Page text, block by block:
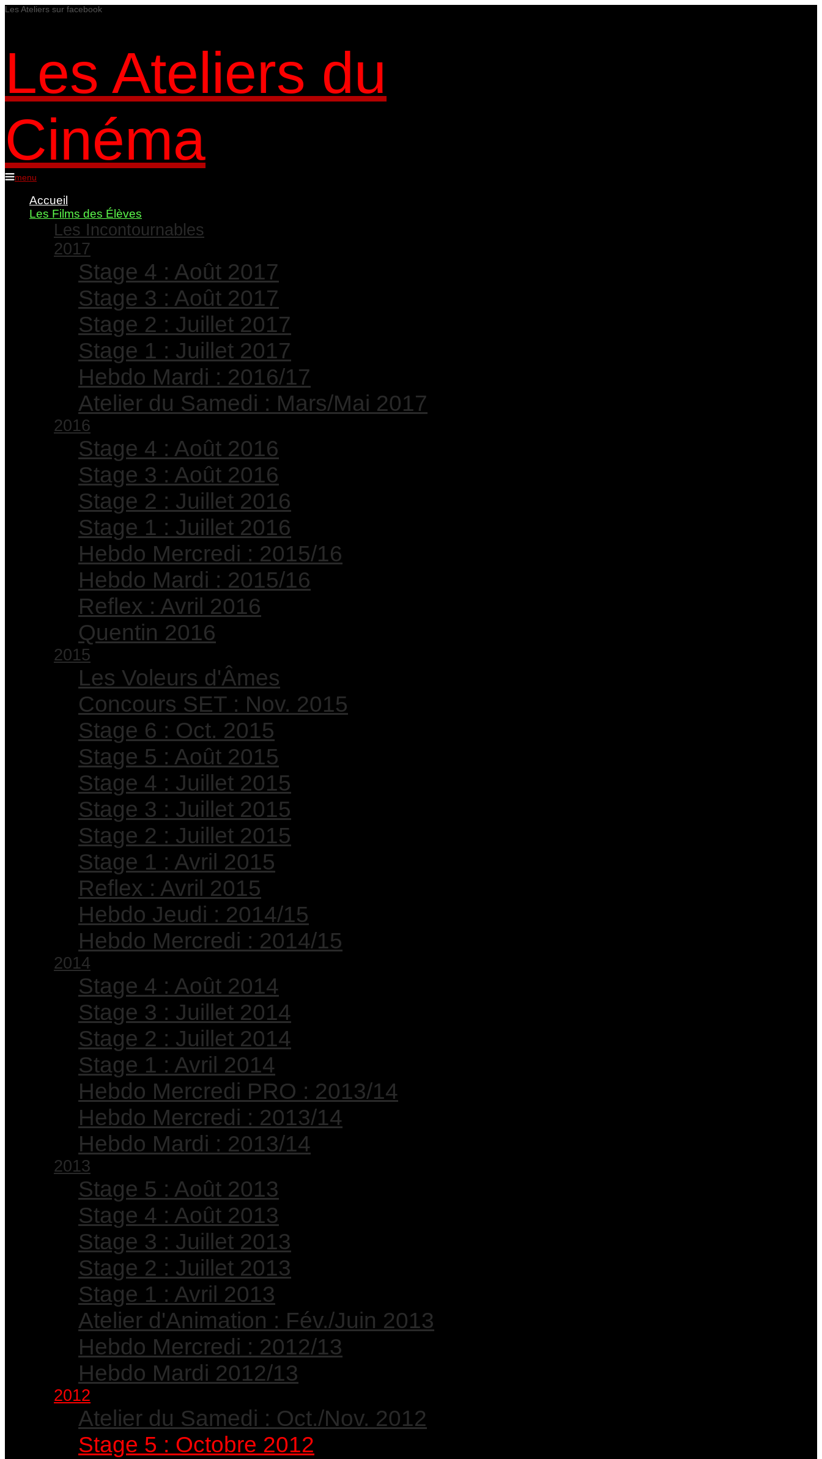
Les Ateliers sur facebook
Les Ateliers du
Cinéma
menu
Accueil
Les Films des Élèves
Les Incontournables
2017
Stage 4 : Août 2017
Stage 3 : Août 2017
Stage 2 : Juillet 2017
Stage 1 : Juillet 2017
Hebdo Mardi : 2016/17
Atelier du Samedi : Mars/Mai 2017
2016
Stage 4 : Août 2016
Stage 3 : Août 2016
Stage 2 : Juillet 2016
Stage 1 : Juillet 2016
Hebdo Mercredi : 2015/16
Hebdo Mardi : 2015/16
Reflex : Avril 2016
Quentin 2016
2015
Les Voleurs d'Âmes
Concours SET : Nov. 2015
Stage 6 : Oct. 2015
Stage 5 : Août 2015
Stage 4 : Juillet 2015
Stage 3 : Juillet 2015
Stage 2 : Juillet 2015
Stage 1 : Avril 2015
Reflex : Avril 2015
Hebdo Jeudi : 2014/15
Hebdo Mercredi : 2014/15
2014
Stage 4 : Août 2014
Stage 3 : Juillet 2014
Stage 2 : Juillet 2014
Stage 1 : Avril 2014
Hebdo Mercredi PRO : 2013/14
Hebdo Mercredi : 2013/14
Hebdo Mardi : 2013/14
2013
Stage 5 : Août 2013
Stage 4 : Août 2013
Stage 3 : Juillet 2013
Stage 2 : Juillet 2013
Stage 1 : Avril 2013
Atelier d'Animation : Fév./Juin 2013
Hebdo Mercredi : 2012/13
Hebdo Mardi 2012/13
2012
Atelier du Samedi : Oct./Nov. 2012
Stage 5 : Octobre 2012